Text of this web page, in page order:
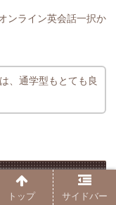
ンライン英会話一択か
、通学型もとても良
ネイティブキャ
トップ サイドバー